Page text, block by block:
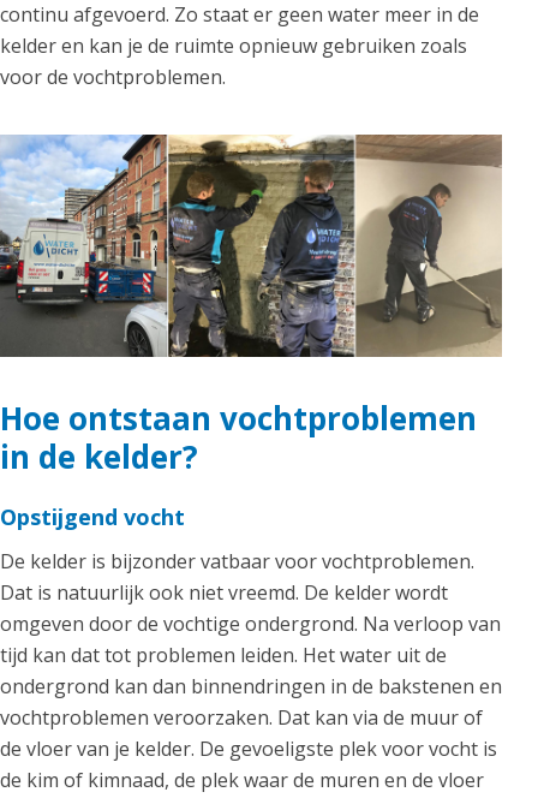
continu afgevoerd. Zo staat er geen water meer in de
kelder en kan je de ruimte opnieuw gebruiken zoals
voor de vochtproblemen.
Hoe ontstaan vochtproblemen
in de kelder?
Opstijgend vocht
De kelder is bijzonder vatbaar voor vochtproblemen.
Dat is natuurlijk ook niet vreemd. De kelder wordt
omgeven door de vochtige ondergrond. Na verloop van
tijd kan dat tot problemen leiden. Het water uit de
ondergrond kan dan binnendringen in de bakstenen en
vochtproblemen veroorzaken. Dat kan via de muur of
de vloer van je kelder. De gevoeligste plek voor vocht is
de kim of kimnaad, de plek waar de muren en de vloer